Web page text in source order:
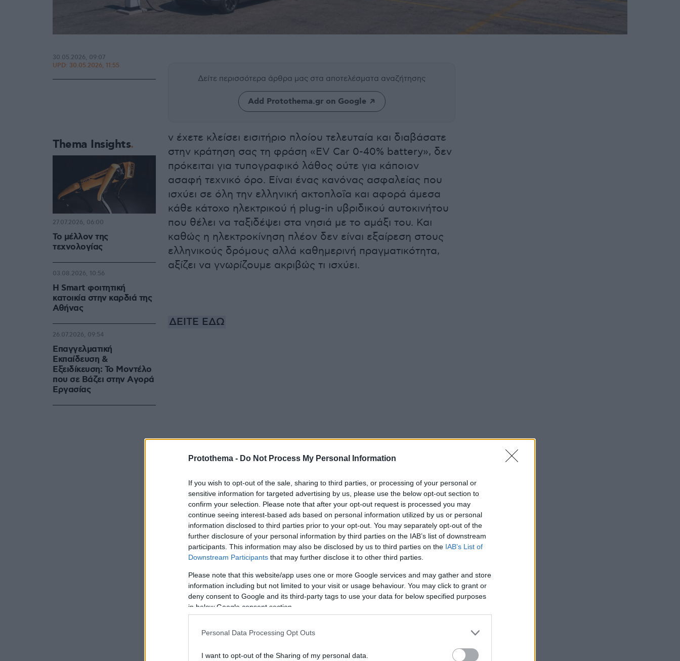
Protothema - Do Not Process My Personal Information
If you wish to opt-out of the sale, sharing to third parties, or processing of your personal or
sensitive information for targeted advertising by us, please use the below opt-out section to
confirm your selection. Please note that after your opt-out request is processed you may
continue seeing interest-based ads based on personal information utilized by us or personal
information disclosed to third parties prior to your opt-out. You may separately opt-out of the
further disclosure of your personal information by third parties on the IAB’s list of downstream
participants. This information may also be disclosed by us to third parties on the IAB’s List of
Downstream Participants that may further disclose it to other third parties.
Please note that this website/app uses one or more Google services and may gather and store
information including but not limited to your visit or usage behaviour. You may click to grant or
deny consent to Google and its third-party tags to use your data for below specified purposes
in below Google consent section.
Personal Data Processing Opt Outs
I want to opt-out of the Sharing of my personal data.
Δείτε περισσότερα άρθρα μας στα αποτελέσματα αναζήτησης
Add Protothema.gr on Google
ν έχετε κλείσει εισιτήριο πλοίου τελευταία και διαβάσατε
στην κράτηση σας τη φράση «EV Car 0-40% battery», δεν
πρόκειται για τυπογραφικό λάθος ούτε για κάποιον
ασαφή τεχνικό όρο. Είναι ένας κανόνας ασφαλείας που
ισχύει σε όλη την ελληνική ακτοπλοΐα και αφορά άμεσα
κάθε κάτοχο ηλεκτρικού ή plug-in υβριδικού αυτοκινήτου
που θέλει να ταξιδέψει στα νησιά με το αμάξι του. Και
καθώς η ηλεκτροκίνηση πλέον δεν είναι εξαίρεση στους
ελληνικούς δρόμους αλλά καθημερινή πραγματικότητα,
αξίζει να γνωρίζουμε ακριβώς τι ισχύει.
ΔΕΙΤΕ ΕΔΩ
30.05.2026, 09:07
UPD: 30.05.2026, 11:55
Thema Insights
Το μέλλον της
τεχνολογίας
27.07.2026, 06:00
Η Smart φοιτητική
κατοικία στην καρδιά της
Αθήνας
03.08.2026, 10:56
Επαγγελματική
Εκπαίδευση &
Εξειδίκευση: Το Mοντέλο
που σε Bάζει στην Aγορά
Eργασίας
26.07.2026, 09:54